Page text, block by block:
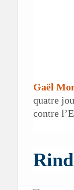
Gaël
quatre
contre